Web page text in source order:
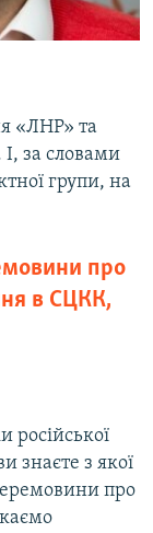
«ЛНР» та
за словами
групи, на
про
в СЦКК,
російської
знаєте з якої
про